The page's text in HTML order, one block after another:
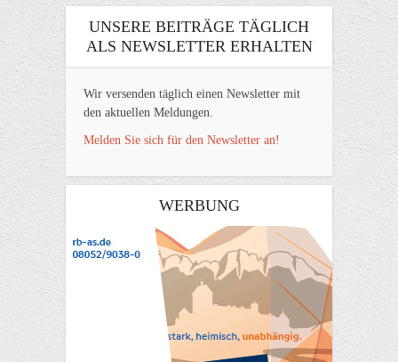
UNSERE BEITRÄGE TÄGLICH
ALS NEWSLETTER ERHALTEN
Wir versenden täglich einen Newsletter mit
den aktuellen Meldungen.
Melden Sie sich für den Newsletter an!
WERBUNG